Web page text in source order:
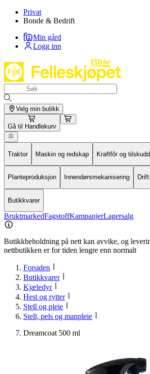
Privat
Bonde & Bedrift
Min gård
Logg inn
Velg min butikk
Gå til Handlekurv
Traktor Maskin og redskap Kraftfôr og
Planteproduksjon Innendørsmekanisering
Butikkvarer
BruktmarkedFagstoffKampanjerLagersalg
Butikkbeholdning på nett kan avvike, og
nettbutikken er for tiden lengre enn normalt
Forsiden
Butikkvarer
Kjæledyr
Hest og rytter
Stell og pleie
Stell, pels og manpleie
Dreamcoat 500 ml